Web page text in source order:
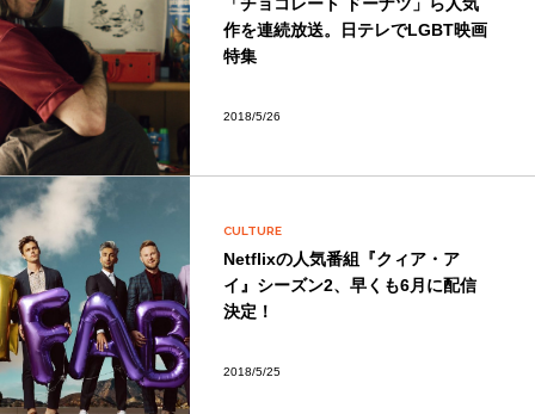
「チョコレート ドーナツ」ら人気
作を連続放送。日テレでLGBT映画
特集
2018/5/26
CULTURE
Netflixの人気番組『クィア・ア
イ』シーズン2、早くも6月に配信
決定！
2018/5/25